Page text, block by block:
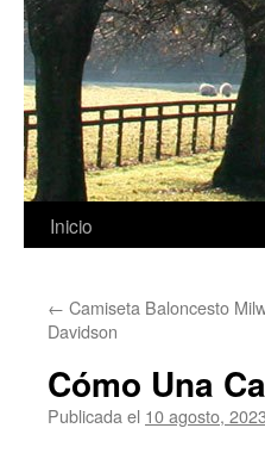
Saltar
contenido
Inicio
← Camiseta Baloncesto
Davidson
Cómo Una
Publicada el 10 agosto, 2023